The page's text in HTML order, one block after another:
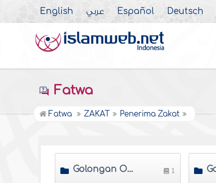
English عربي Español Deutsch
Fatwa
Fatwa ZAKAT Penerima Zakat
Golongan Orang Yang Berhak Menerima Zakat 1